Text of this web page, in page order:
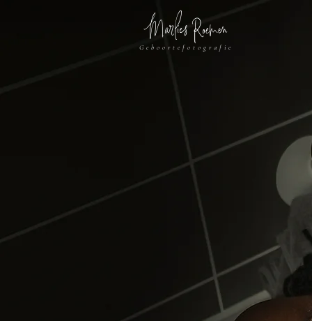
Geboortefotografie
Marlies Roemen